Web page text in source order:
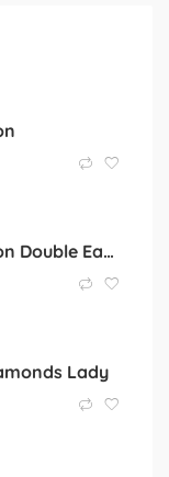
Omega Constellation Double Eagle Lady MOP
Lady